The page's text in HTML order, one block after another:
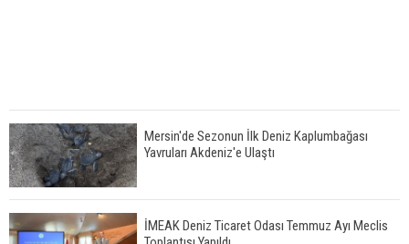
Mersin'de Sezonun İlk Deniz Kaplumbağası
Yavruları Akdeniz'e Ulaştı
İMEAK Deniz Ticaret Odası Temmuz Ayı Meclis